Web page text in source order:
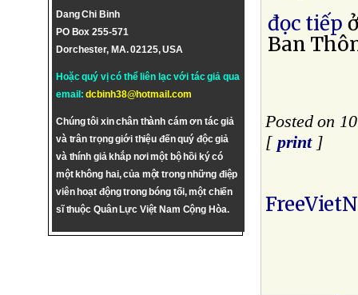
Dang Chi Binh
PO Box 255-571
Dorchester, MA. 02125, USA
Hoặc quý vị có thể liên lạc với tác giả qua
email:dcbinh38@hotmail.com
Chúng tôi xin chân thành cám ơn tác giả
và trân trọng giới thiệu đến quý độc giả
và thính giả khắp nơi một bộ hồi ký có
một không hai, của một trong những điệp
viên hoạt động trong bóng tối, một chiến
sĩ thuộc Quân Lực Việt Nam Cộng Hòa.
đọc tiếp
Ban
Posted on
[ print]